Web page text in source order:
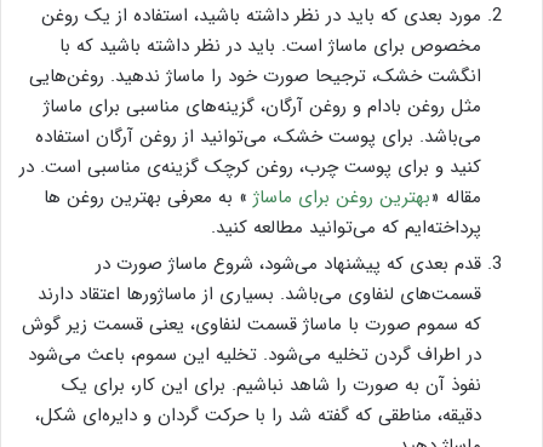
مورد بعدی که باید در نظر داشته باشید، استفاده از یک روغن
مخصوص برای ماساژ است. باید در نظر داشته باشید که با
انگشت خشک، ترجیحا صورت خود را ماساژ ندهید. روغن‌هایی
مثل روغن بادام و روغن آرگان، گزینه‌های مناسبی برای ماساژ
می‌باشد. برای پوست خشک، می‌توانید از روغن آرگان استفاده
کنید و برای پوست چرب، روغن کرچک گزینه‌ی مناسبی است. در
مقاله «بهترین روغن برای ماساژ » به معرفی بهترین روغن ها
پرداخته‌ایم که می‌توانید مطالعه کنید.
قدم بعدی که پیشنهاد می‌شود، شروع ماساژ صورت در
قسمت‌های لنفاوی می‌باشد. بسیاری از ماساژورها اعتقاد دارند
که سموم صورت با ماساژ قسمت لنفاوی، یعنی قسمت زیر گوش
در اطراف گردن تخلیه می‌شود. تخلیه این سموم، باعث می‌شود
نفوذ آن به صورت را شاهد نباشیم. برای این کار، برای یک
دقیقه، مناطقی که گفته شد را با حرکت گردان و دایره‌ای شکل،